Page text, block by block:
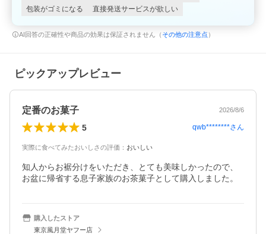
包装がゴミになる
直接発送サービスが欲しい
AI回答の正確性や商品の効果は保証されません（ その他の注意点 ）
ピックアップレビュー
定番のお菓子 2026/8/6
5 qwb********さん
実際に食べてみたおいしさの評価 ： おいしい
知人からお裾分けをいただき、とても美味しかったので、
購入したストア
東京風月堂ヤフー店